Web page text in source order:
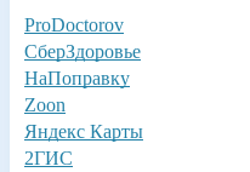
ProDoctorov
СберЗдоровье
НаПоправку
Zoon
Яндекс Карты
2ГИС